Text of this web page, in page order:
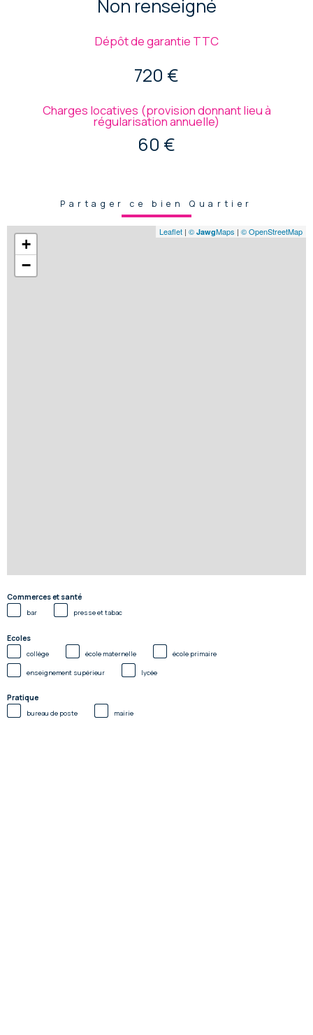
Non renseigné
Dépôt de garantie TTC
720 €
Charges locatives (provision donnant lieu à
régularisation annuelle)
60 €
Partager ce bien Quartier
+
−
Leaflet | © JawgMaps | © OpenStreetMap
Commerces et santé
bar presse et tabac
Ecoles
collège école maternelle école primaire
enseignement supérieur lycée
Pratique
bureau de poste mairie